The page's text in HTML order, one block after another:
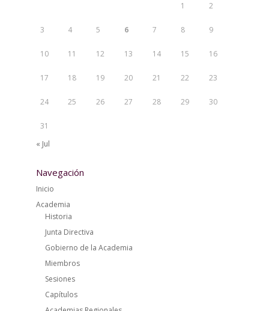
1 2
3 4 5 6 7 8 9
10 11 12 13 14 15 16
17 18 19 20 21 22 23
24 25 26 27 28 29 30
31
« Jul
Navegación
Inicio
Academia
Historia
Junta Directiva
Gobierno de la Academia
Miembros
Sesiones
Capítulos